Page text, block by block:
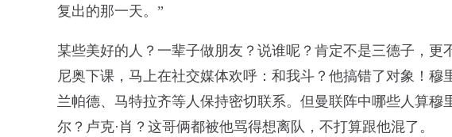
复出的那一天。”
某些美好的人？一辈子做朋友？说谁呢？肯定不是三德子，更
尼奥下课，马上在社交媒体欢呼：和我斗？他搞错了对象！穆
兰帕德、马特拉齐等人保持密切联系。但曼联阵中哪些人算穆
尔？卢克·肖？这哥俩都被他骂得想离队，不打算跟他混了。